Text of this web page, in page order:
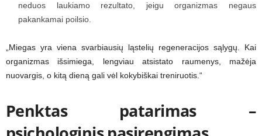
neduos laukiamo rezultato, jeigu organizmas negaus
pakankamai poilsio.
„Miegas yra viena svarbiausių ląstelių regeneracijos sąlygų. Kai
organizmas išsimiega, lengviau atsistato raumenys, mažėja
nuovargis, o kitą dieną gali vėl kokybiškai treniruotis.“
Penktas patarimas –